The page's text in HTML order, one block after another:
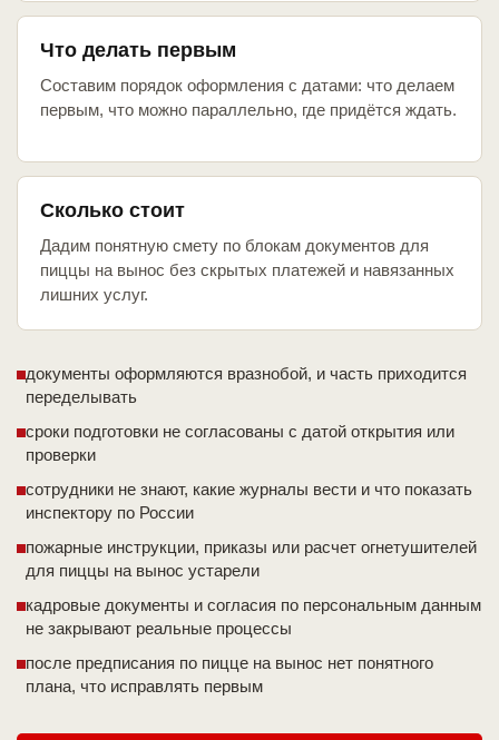
Что делать первым
Составим порядок оформления с датами: что делаем
первым, что можно параллельно, где придётся ждать.
Сколько стоит
Дадим понятную смету по блокам документов для
пиццы на вынос без скрытых платежей и навязанных
лишних услуг.
документы оформляются вразнобой, и часть приходится
переделывать
сроки подготовки не согласованы с датой открытия или
проверки
сотрудники не знают, какие журналы вести и что показать
инспектору по России
пожарные инструкции, приказы или расчет огнетушителей
для пиццы на вынос устарели
кадровые документы и согласия по персональным данным
не закрывают реальные процессы
после предписания по пицце на вынос нет понятного
плана, что исправлять первым